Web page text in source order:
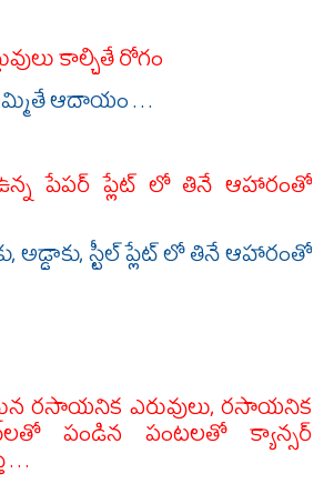
కాల్చితే రోగం
ఆదాయం . . .
పేపర్ ప్లేట్ లో తినే ఆహారంతో
అడ్డాకు, స్టీల్ ప్లేట్ లో తినే ఆహారంతో
రసాయనిక ఎరువులు, రసాయనిక
పండిన పంటలతో క్యాన్సర్
.